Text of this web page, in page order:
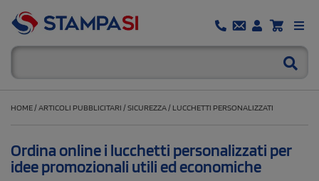
HOME /ARTICOLI PUBBLICITARI /SICUREZZA / LUCCHETTI PERSONALIZZATI
Ordina online i lucchetti personalizzati per
idee promozionali utili ed economiche